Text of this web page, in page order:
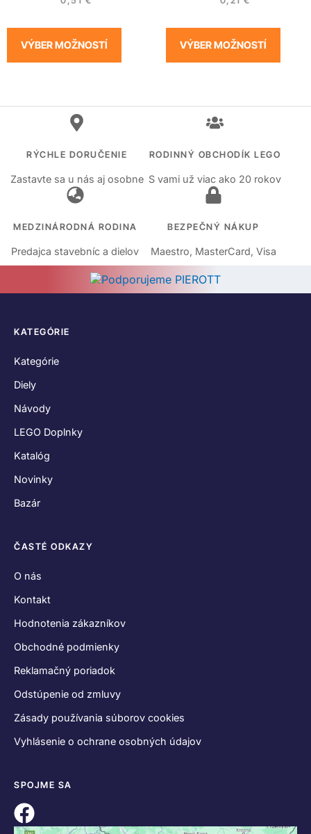
VÝBER MOŽNOSTÍ VÝBER MOŽNOSTÍ
RÝCHLE DORUČENIE
Zastavte sa u nás aj osobne
RODINNÝ OBCHODÍK LEGO
S vami už viac ako 20 rokov
MEDZINÁRODNÁ RODINA
Predajca stavebníc a dielov
BEZPEČNÝ NÁKUP
Maestro, MasterCard, Visa
KATEGÓRIE
Kategórie
Diely
Návody
LEGO Doplnky
Katalóg
Novinky
Bazár
ČASTÉ ODKAZY
O nás
Kontakt
Hodnotenia zákazníkov
Obchodné podmienky
Reklamačný poriadok
Odstúpenie od zmluvy
Zásady používania súborov cookies
Vyhlásenie o ochrane osobných údajov
SPOJME SA